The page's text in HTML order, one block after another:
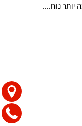
יותר נוח....